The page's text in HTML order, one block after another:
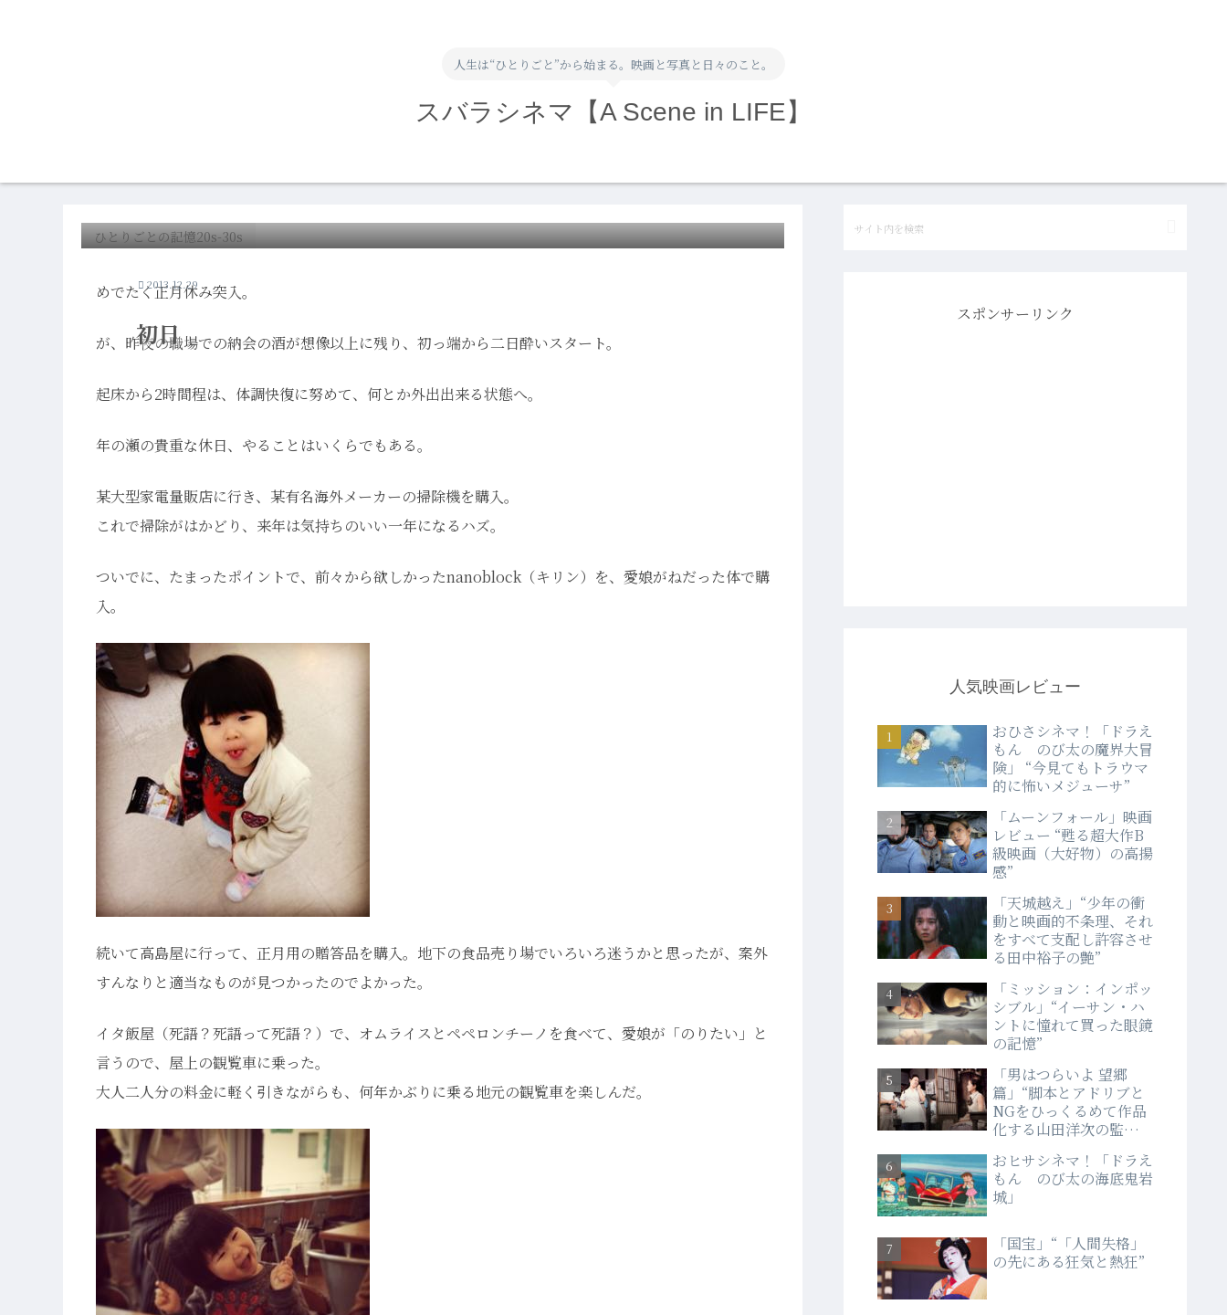
人生は“ひとりごと”から始まる。映画と写真と日々のこと。
スバラシネマ【A Scene in LIFE】
初日
ひとりごとの記憶20s-30s
2013.12.29
めでたく正月休み突入。
が、昨夜の職場での納会の酒が想像以上に残り、初っ端から二日酔いスタート。
起床から2時間程は、体調快復に努めて、何とか外出出来る状態へ。
年の瀬の貴重な休日、やることはいくらでもある。
某大型家電量販店に行き、某有名海外メーカーの掃除機を購入。
これで掃除がはかどり、来年は気持ちのいい一年になるハズ。
ついでに、たまったポイントで、前々から欲しかったnanoblock（キリン）を、愛娘がねだった体で購
入。
続いて高島屋に行って、正月用の贈答品を購入。地下の食品売り場でいろいろ迷うかと思ったが、案外
すんなりと適当なものが見つかったのでよかった。
イタ飯屋（死語？死語って死語？）で、オムライスとペペロンチーノを食べて、愛娘が「のりたい」と
言うので、屋上の観覧車に乗った。
大人二人分の料金に軽く引きながらも、何年かぶりに乗る地元の観覧車を楽しんだ。
スポンサーリンク
人気映画レビュー
おひさシネマ！「ドラえ
もん のび太の魔界大冒
険」 “今見てもトラウマ
的に怖いメジューサ”
「ムーンフォール」映画
レビュー “甦る超大作B
級映画（大好物）の高揚
感”
「天城越え」“少年の衝
動と映画的不条理、それ
をすべて支配し許容させ
る田中裕子の艶”
「ミッション：インポッ
シブル」“イーサン・ハ
ントに憧れて買った眼鏡
の記憶”
「男はつらいよ 望郷
篇」“脚本とアドリブと
NGをひっくるめて作品
化する山田洋次の監督
おヒサシネマ！「ドラえ
もん のび太の海底鬼岩
城」
「国宝」“「人間失格」
の先にある狂気と熱狂”